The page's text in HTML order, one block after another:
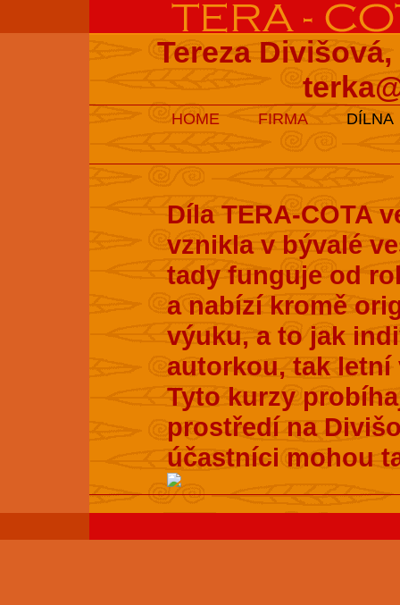
Tereza
HOME FIRMA DÍLNA
Díla TERA-COTA
vznikla v bývalé
tady funguje od
a nabízí kromě
výuku, a to jak
autorkou, tak letní
Tyto kurzy
prostředí na
účastníci mohou